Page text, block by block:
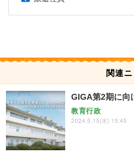
関連
GIGA第2期に向
教育行政
2024.5.15(水) 15:45